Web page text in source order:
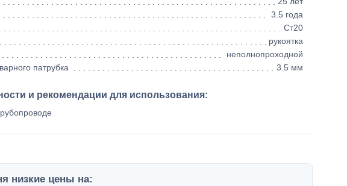
3.5 года
Ст20
рукоятка
неполнопроходной
патрубка
3.5 мм
и рекомендации для использования:
низкие цены на: